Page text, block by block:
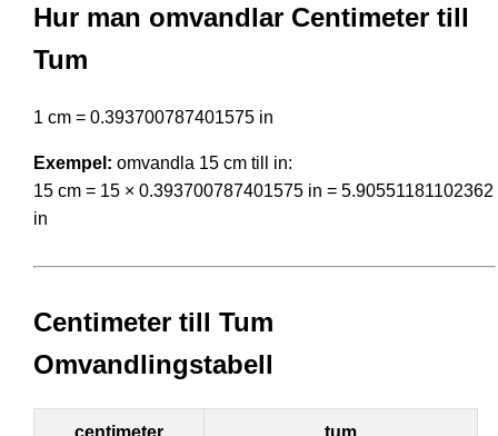
Hur man omvandlar Centimeter till
Tum
1 cm = 0.393700787401575 in
Exempel: omvandla 15 cm till in:
15 cm = 15 × 0.393700787401575 in = 5.90551181102362
in
Centimeter till Tum
Omvandlingstabell
centimeter tum